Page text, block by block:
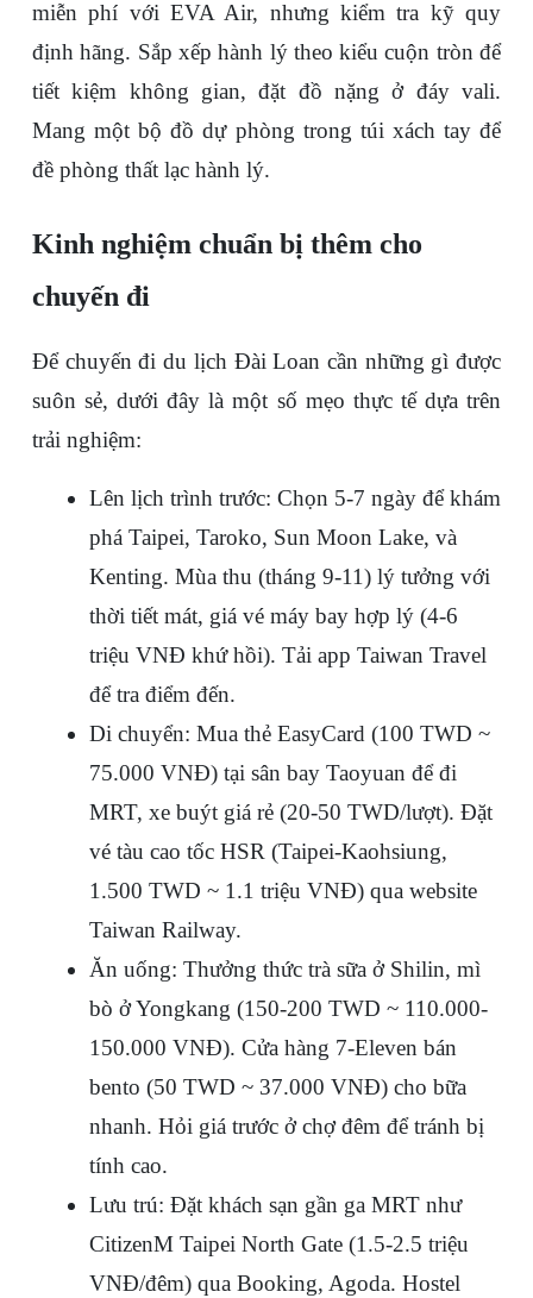
miễn phí với EVA Air, nhưng kiểm tra kỹ quy
định hãng. Sắp xếp hành lý theo kiểu cuộn tròn để
tiết kiệm không gian, đặt đồ nặng ở đáy vali.
Mang một bộ đồ dự phòng trong túi xách tay để
đề phòng thất lạc hành lý.
Kinh nghiệm chuẩn bị thêm cho
chuyến đi
Để chuyến đi du lịch Đài Loan cần những gì được
suôn sẻ, dưới đây là một số mẹo thực tế dựa trên
trải nghiệm:
Lên lịch trình trước: Chọn 5-7 ngày để khám
phá Taipei, Taroko, Sun Moon Lake, và
Kenting. Mùa thu (tháng 9-11) lý tưởng với
thời tiết mát, giá vé máy bay hợp lý (4-6
triệu VNĐ khứ hồi). Tải app Taiwan Travel
để tra điểm đến.
Di chuyển: Mua thẻ EasyCard (100 TWD ~
75.000 VNĐ) tại sân bay Taoyuan để đi
MRT, xe buýt giá rẻ (20-50 TWD/lượt). Đặt
vé tàu cao tốc HSR (Taipei-Kaohsiung,
1.500 TWD ~ 1.1 triệu VNĐ) qua website
Taiwan Railway.
Ăn uống: Thưởng thức trà sữa ở Shilin, mì
bò ở Yongkang (150-200 TWD ~ 110.000-
150.000 VNĐ). Cửa hàng 7-Eleven bán
bento (50 TWD ~ 37.000 VNĐ) cho bữa
nhanh. Hỏi giá trước ở chợ đêm để tránh bị
tính cao.
Lưu trú: Đặt khách sạn gần ga MRT như
CitizenM Taipei North Gate (1.5-2.5 triệu
VNĐ/đêm) qua Booking, Agoda. Hostel